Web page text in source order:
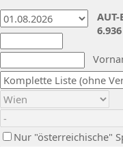
Nur "österreichische"
6.936